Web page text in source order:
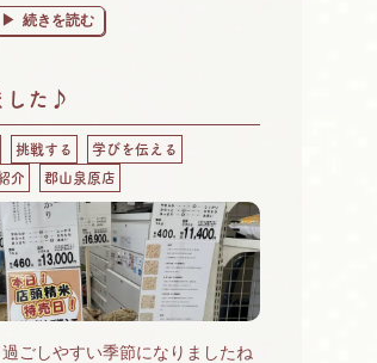
“元気城下町チケット、間もなく終了です。” の
続きを読む
した♪
挑戦する
学びを伝える
介
郡山泉原店
ごしやすい季節になりましたね